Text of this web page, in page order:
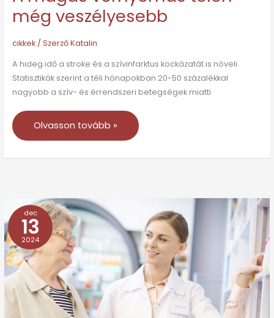
még veszélyesebb
cikkek/ SzerzőKatalin
A hideg idő a stroke és a szívinfarktus kockázatát is növeli.
Statisztikák szerint a téli hónapokban 20-50 százalékkal
nagyobb a szív- és érrendszeri betegségek miatti
Olvasson tovább »
dec
13
2024
Pulmonális
hipertónia:
magas
vérnyomás
tüdőerekben